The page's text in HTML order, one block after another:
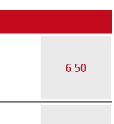
6.50